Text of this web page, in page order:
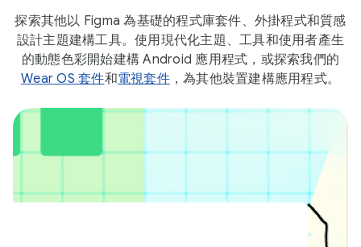
探索其他以 Figma 為基礎的程式庫套件、外掛程式和質感
設計主題建構工具。使用現代化主題、工具和使用者產生
的動態色彩開始建構 Android 應用程式，或探索我們的
Wear OS 套件和電視套件，為其他裝置建構應用程式。